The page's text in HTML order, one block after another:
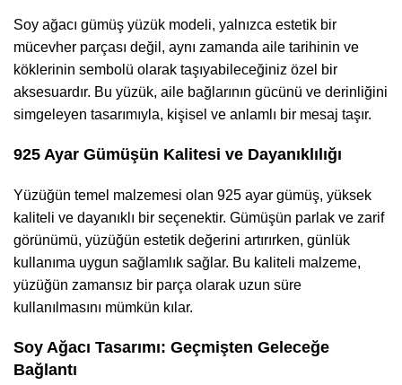
Soy ağacı gümüş yüzük modeli, yalnızca estetik bir
mücevher parçası değil, aynı zamanda aile tarihinin ve
köklerinin sembolü olarak taşıyabileceğiniz özel bir
aksesuardır. Bu yüzük, aile bağlarının gücünü ve derinliğini
simgeleyen tasarımıyla, kişisel ve anlamlı bir mesaj taşır.
925 Ayar Gümüşün Kalitesi ve Dayanıklılığı
Yüzüğün temel malzemesi olan 925 ayar gümüş, yüksek
kaliteli ve dayanıklı bir seçenektir. Gümüşün parlak ve zarif
görünümü, yüzüğün estetik değerini artırırken, günlük
kullanıma uygun sağlamlık sağlar. Bu kaliteli malzeme,
yüzüğün zamansız bir parça olarak uzun süre
kullanılmasını mümkün kılar.
Soy Ağacı Tasarımı: Geçmişten Geleceğe
Bağlantı